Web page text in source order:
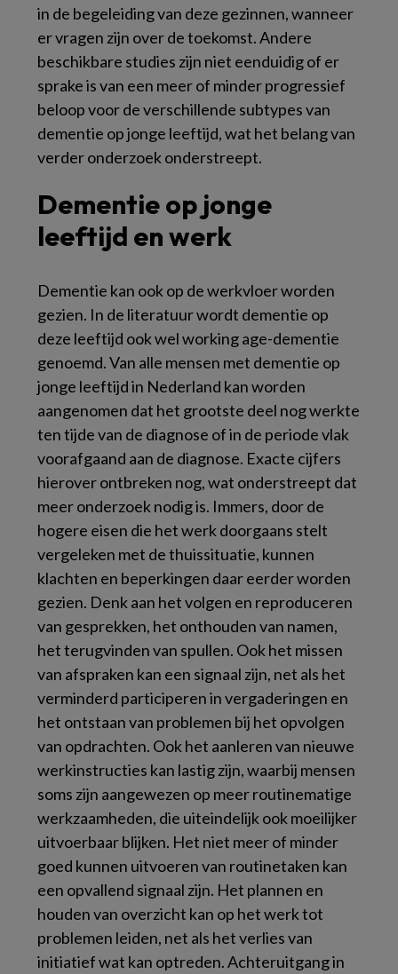
in de begeleiding van deze gezinnen, wanneer
er vragen zijn over de toekomst. Andere
beschikbare studies zijn niet eenduidig of er
sprake is van een meer of minder progressief
beloop voor de verschillende subtypes van
dementie op jonge leeftijd, wat het belang van
verder onderzoek onderstreept.
Dementie op jonge
leeftijd en werk
Dementie kan ook op de werkvloer worden
gezien. In de literatuur wordt dementie op
deze leeftijd ook welworking age-dementie
genoemd. Van alle mensen met dementie op
jonge leeftijd in Nederland kan worden
aangenomen dat het grootste deel nog werkte
ten tijde van de diagnose of in de periode vlak
voorafgaand aan de diagnose. Exacte cijfers
hierover ontbreken nog, wat onderstreept dat
meer onderzoek nodig is. Immers, door de
hogere eisen die het werk doorgaans stelt
vergeleken met de thuissituatie, kunnen
klachten en beperkingen daar eerder worden
gezien. Denk aan het volgen en reproduceren
van gesprekken, het onthouden van namen,
het terugvinden van spullen. Ook het missen
van afspraken kan een signaal zijn, net als het
verminderd participeren in vergaderingen en
het ontstaan van problemen bij het opvolgen
van opdrachten. Ook het aanleren van nieuwe
werkinstructies kan lastig zijn, waarbij mensen
soms zijn aangewezen op meer routinematige
werkzaamheden, die uiteindelijk ook moeilijker
uitvoerbaar blijken. Het niet meer of minder
goed kunnen uitvoeren van routinetaken kan
een opvallend signaal zijn. Het plannen en
houden van overzicht kan op het werk tot
problemen leiden, net als het verlies van
initiatief wat kan optreden. Achteruitgang in